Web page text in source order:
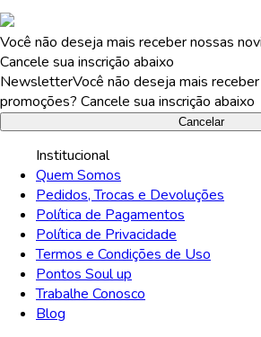
Você não deseja mais receber nossas
Cancele sua inscrição abaixo
NewsletterVocê não deseja mais
promoções? Cancele sua inscrição abaixo
Cancelar
Institucional
Quem Somos
Pedidos, Trocas e Devoluções
Política de Pagamentos
Política de Privacidade
Termos e Condições de Uso
Pontos Soul up
Trabalhe Conosco
Blog